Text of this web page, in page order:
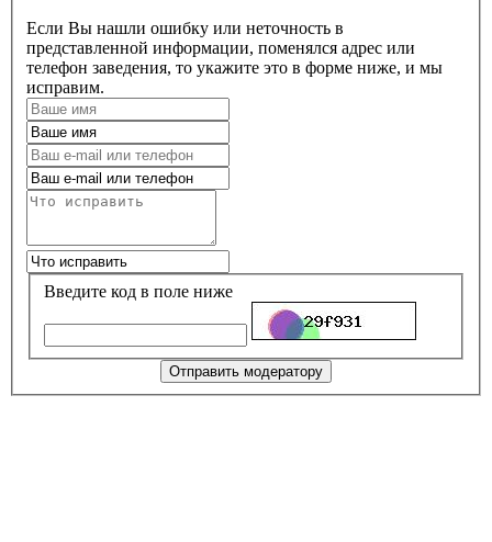
Если Вы нашли ошибку или неточность в
представленной информации, поменялся адрес или
телефон заведения, то укажите это в форме ниже, и мы
исправим.
Введите код в поле ниже
Отправить модератору